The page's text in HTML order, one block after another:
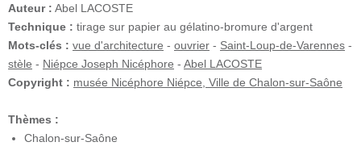
Auteur : Abel LACOSTE
Technique : tirage sur papier au gélatino-bromure d'argent
Mots-clés : vue d'architecture - ouvrier - Saint-Loup-de-Varennes -
stèle - Niépce Joseph Nicéphore - Abel LACOSTE
Copyright : musée Nicéphore Niépce, Ville de Chalon-sur-Saône
Thèmes :
Chalon-sur-Saône